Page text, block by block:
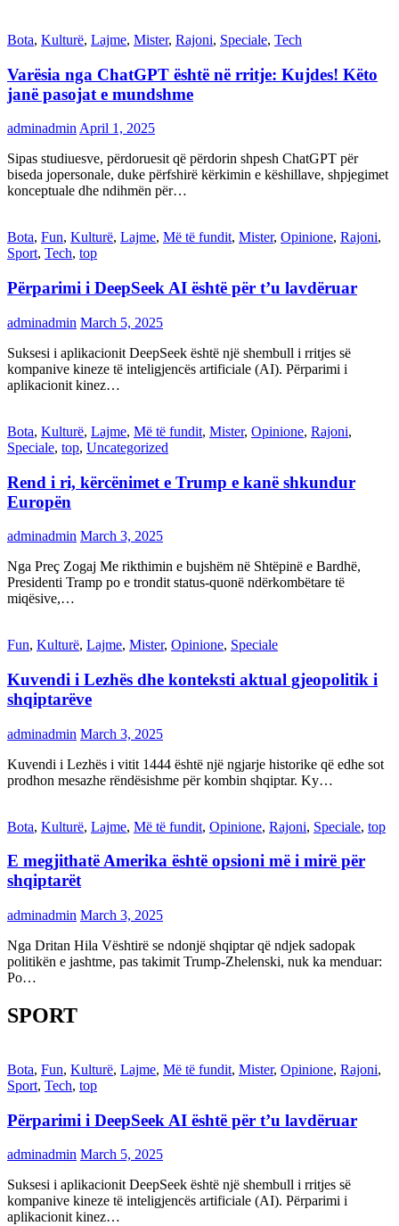
Bota, Kulturë, Lajme, Mister, Rajoni, Speciale, Tech
Varësia nga ChatGPT është në rritje: Kujdes! Këto
janë pasojat e mundshme
adminadmin April 1, 2025
Sipas studiuesve, përdoruesit që përdorin shpesh ChatGPT për
biseda jopersonale, duke përfshirë kërkimin e këshillave, shpjegimet
konceptuale dhe ndihmën për…
Bota, Fun, Kulturë, Lajme, Më të fundit, Mister, Opinione, Rajoni,
Sport, Tech, top
Përparimi i DeepSeek AI është për t’u lavdëruar
adminadmin March 5, 2025
Suksesi i aplikacionit DeepSeek është një shembull i rritjes së
kompanive kineze të inteligjencës artificiale (AI). Përparimi i
aplikacionit kinez…
Bota, Kulturë, Lajme, Më të fundit, Mister, Opinione, Rajoni,
Speciale, top, Uncategorized
Rend i ri, kërcënimet e Trump e kanë shkundur
Europën
adminadmin March 3, 2025
Nga Preç Zogaj Me rikthimin e bujshëm në Shtëpinë e Bardhë,
Presidenti Tramp po e trondit status-quonë ndërkombëtare të
miqësive,…
Fun, Kulturë, Lajme, Mister, Opinione, Speciale
Kuvendi i Lezhës dhe konteksti aktual gjeopolitik i
shqiptarëve
adminadmin March 3, 2025
Kuvendi i Lezhës i vitit 1444 është një ngjarje historike që edhe sot
prodhon mesazhe rëndësishme për kombin shqiptar. Ky…
Bota, Kulturë, Lajme, Më të fundit, Opinione, Rajoni, Speciale, top
E megjithatë Amerika është opsioni më i mirë për
shqiptarët
adminadmin March 3, 2025
Nga Dritan Hila Vështirë se ndonjë shqiptar që ndjek sadopak
politikën e jashtme, pas takimit Trump-Zhelenski, nuk ka menduar:
Po…
SPORT
Bota, Fun, Kulturë, Lajme, Më të fundit, Mister, Opinione, Rajoni,
Sport, Tech, top
Përparimi i DeepSeek AI është për t’u lavdëruar
adminadmin March 5, 2025
Suksesi i aplikacionit DeepSeek është një shembull i rritjes së
kompanive kineze të inteligjencës artificiale (AI). Përparimi i
aplikacionit kinez…